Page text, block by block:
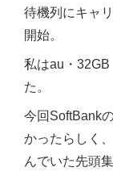
待機列にキャ
開始。
私はau・
た。
今回SoftBank
かったらしく
んでいた先頭